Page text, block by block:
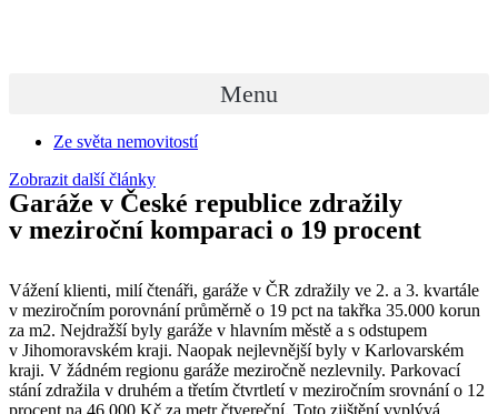
Menu
Ze světa nemovitostí
Zobrazit další články
Garáže v České republice zdražily
v meziroční komparaci o 19 procent
Vážení klienti, milí čtenáři, garáže v ČR zdražily ve 2. a 3. kvartále
v meziročním porovnání průměrně o 19 pct na takřka 35.000 korun
za m2. Nejdražší byly garáže v hlavním městě a s odstupem
v Jihomoravském kraji. Naopak nejlevnější byly v Karlovarském
kraji. V žádném regionu garáže meziročně nezlevnily. Parkovací
stání zdražila v druhém a třetím čtvrtletí v meziročním srovnání o 12
procent na 46.000 Kč za metr čtvereční. Toto zjištění vyplývá